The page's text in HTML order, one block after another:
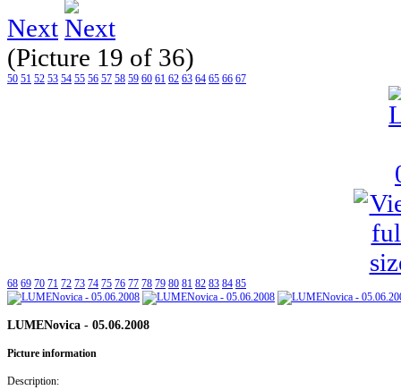
Next
(Picture 19 of 36)
50 51 52 53 54 55 56 57 58 59 60 61 62 63 64 65 66 67
68 69 70 71 72 73 74 75 76 77 78 79 80 81 82 83 84 85
LUMENovica - 05.06.2008
Picture information
Description: